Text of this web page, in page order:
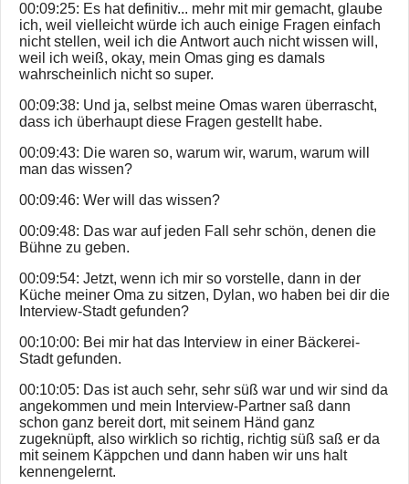
00:09:25: Es hat definitiv... mehr mit mir gemacht, glaube
ich, weil vielleicht würde ich auch einige Fragen einfach
nicht stellen, weil ich die Antwort auch nicht wissen will,
weil ich weiß, okay, mein Omas ging es damals
wahrscheinlich nicht so super.
00:09:38: Und ja, selbst meine Omas waren überrascht,
dass ich überhaupt diese Fragen gestellt habe.
00:09:43: Die waren so, warum wir, warum, warum will
man das wissen?
00:09:46: Wer will das wissen?
00:09:48: Das war auf jeden Fall sehr schön, denen die
Bühne zu geben.
00:09:54: Jetzt, wenn ich mir so vorstelle, dann in der
Küche meiner Oma zu sitzen, Dylan, wo haben bei dir die
Interview-Stadt gefunden?
00:10:00: Bei mir hat das Interview in einer Bäckerei-
Stadt gefunden.
00:10:05: Das ist auch sehr, sehr süß war und wir sind da
angekommen und mein Interview-Partner saß dann
schon ganz bereit dort, mit seinem Händ ganz
zugeknüpft, also wirklich so richtig, richtig süß saß er da
mit seinem Käppchen und dann haben wir uns halt
kennengelernt.